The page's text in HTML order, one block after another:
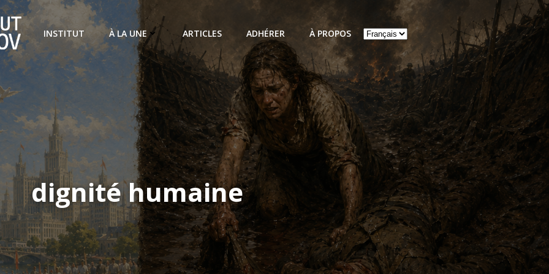
INSTITUT À LA UNE ARTICLES ADHÉRER À PROPOS
Choisir
une
langue
dignité humaine